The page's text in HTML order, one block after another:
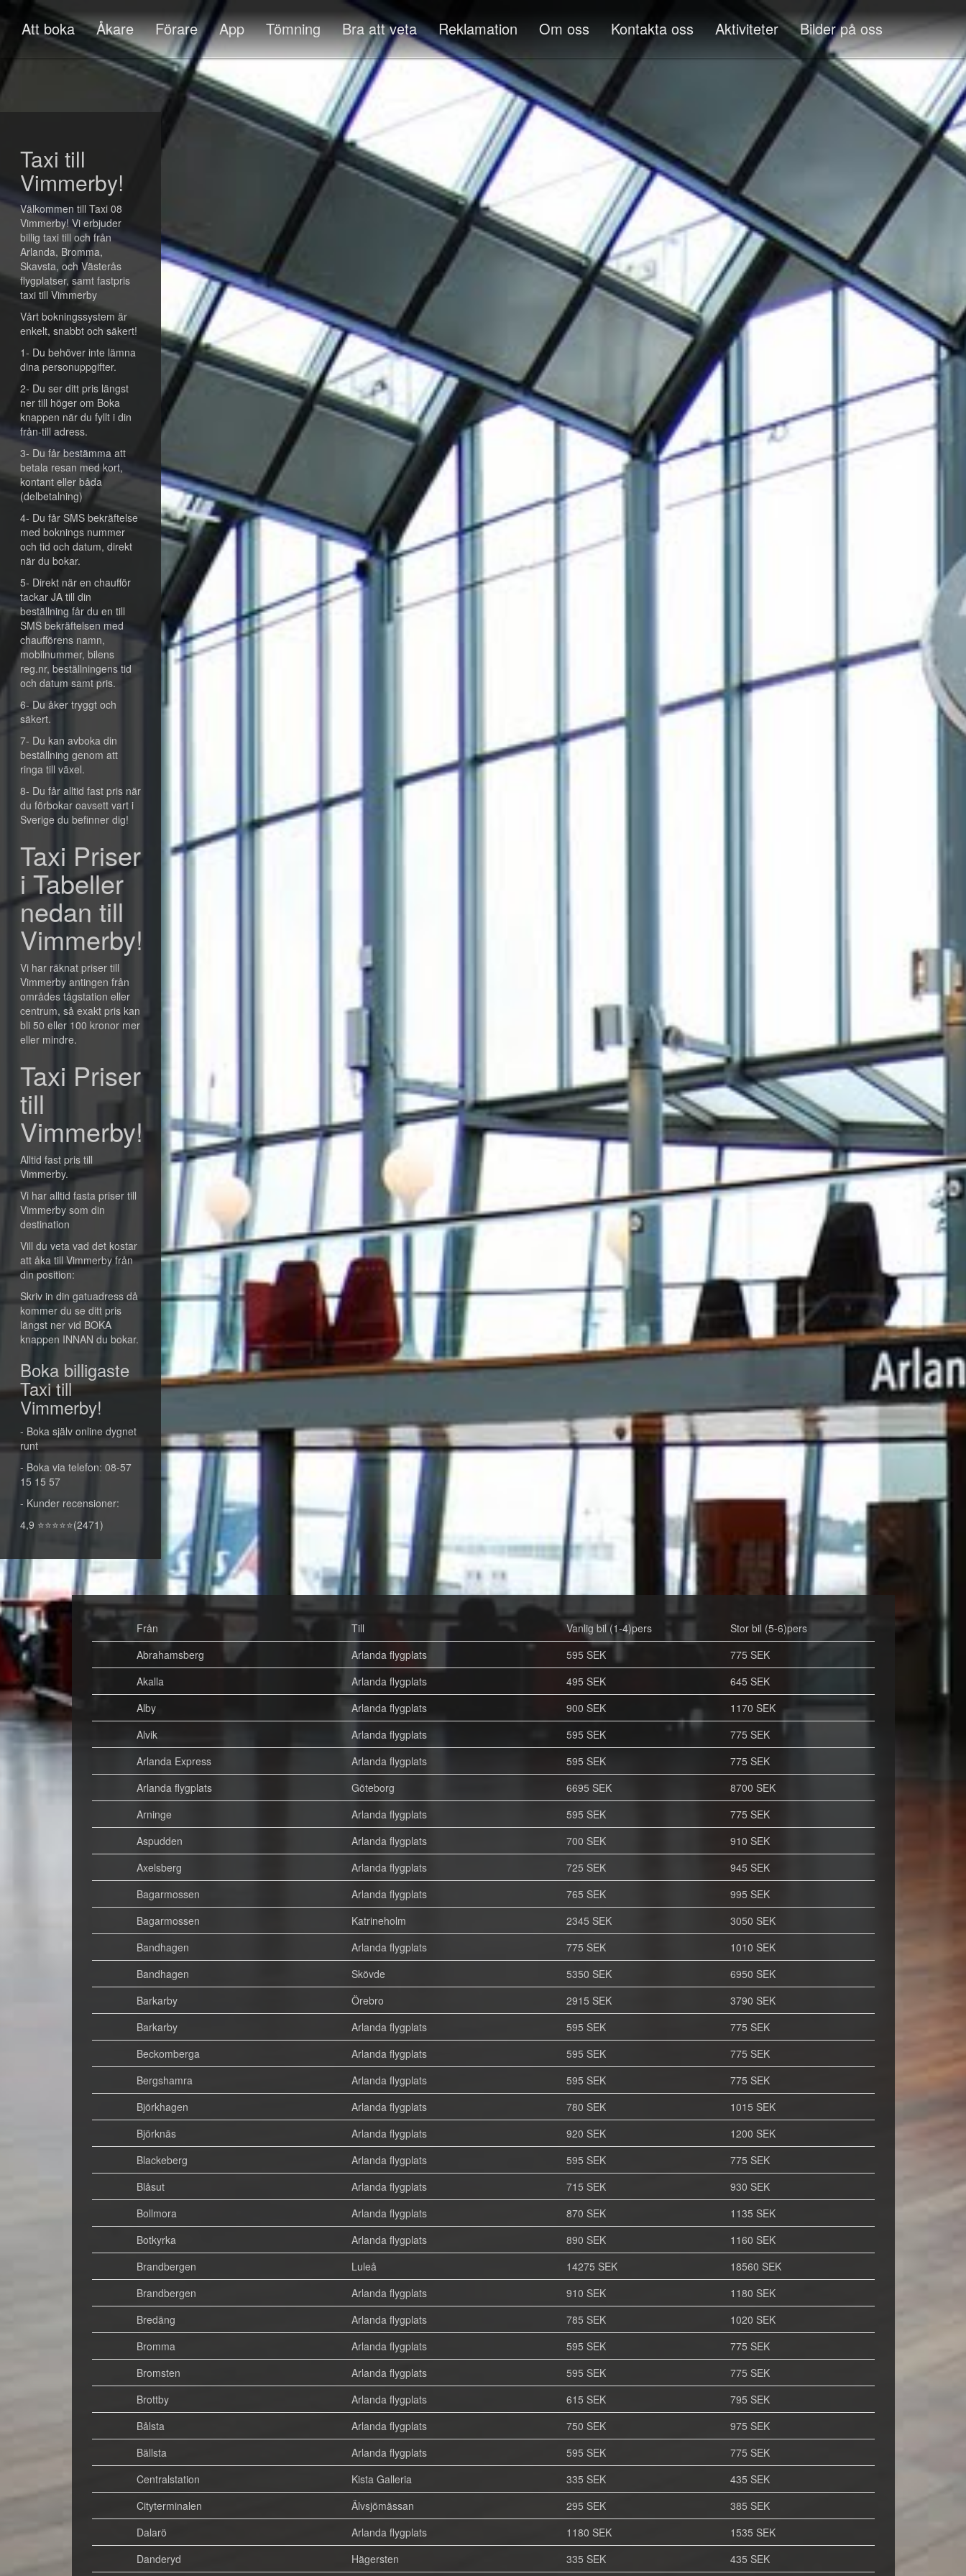
Att boka Åkare Förare App Tömning Bra att veta Reklamation Om oss Kontakta oss Aktiviteter Bilder på oss
Taxi till
Vimmerby!
Välkommen till Taxi 08
Vimmerby! Vi erbjuder
billig taxi till och från
Arlanda, Bromma,
Skavsta, och Västerås
flygplatser, samt fastpris
taxi till Vimmerby
Vårt bokningssystem är
enkelt, snabbt och säkert!
1- Du behöver inte lämna
dina personuppgifter.
2- Du ser ditt pris längst
ner till höger om Boka
knappen när du fyllt i din
från-till adress.
3- Du får bestämma att
betala resan med kort,
kontant eller båda
(delbetalning)
4- Du får SMS bekräftelse
med boknings nummer
och tid och datum, direkt
när du bokar.
5- Direkt när en chaufför
tackar JA till din
beställning får du en till
SMS bekräftelsen med
chaufförens namn,
mobilnummer, bilens
reg.nr, beställningens tid
och datum samt pris.
6- Du åker tryggt och
säkert.
7- Du kan avboka din
beställning genom att
ringa till växel.
8- Du får alltid fast pris när
du förbokar oavsett vart i
Sverige du befinner dig!
Taxi Priser
i Tabeller
nedan till
Vimmerby!
Vi har räknat priser till
Vimmerby antingen från
områdes tågstation eller
centrum, så exakt pris kan
bli 50 eller 100 kronor mer
eller mindre.
Taxi Priser
till
Vimmerby!
Alltid fast pris till
Vimmerby.
Vi har alltid fasta priser till
Vimmerby som din
destination
Vill du veta vad det kostar
att åka till Vimmerby från
din position:
Skriv in din gatuadress då
kommer du se ditt pris
längst ner vid BOKA
knappen INNAN du bokar.
Boka billigaste
Taxi till
Vimmerby!
- Boka själv online dygnet
runt
- Boka via telefon: 08-57
15 15 57
- Kunder recensioner:
4,9 ⭐⭐⭐⭐⭐(2471)
Från Till Vanlig bil (1-4)pers
Stor bil (5-6)pers
Abrahamsberg
Arlanda flygplats 595 SEK
775 SEK
Akalla
Arlanda flygplats 495 SEK
645 SEK
Alby
Arlanda flygplats 900 SEK
1170 SEK
Alvik
Arlanda flygplats 595 SEK
775 SEK
Arlanda Express
Arlanda flygplats 595 SEK
775 SEK
Arlanda flygplats
Göteborg 6695 SEK
8700 SEK
Arninge
Arlanda flygplats 595 SEK
775 SEK
Aspudden
Arlanda flygplats 700 SEK
910 SEK
Axelsberg
Arlanda flygplats 725 SEK
945 SEK
Bagarmossen
Arlanda flygplats 765 SEK
995 SEK
Bagarmossen
Katrineholm 2345 SEK
3050 SEK
Bandhagen
Arlanda flygplats 775 SEK
1010 SEK
Bandhagen
Skövde 5350 SEK
6950 SEK
Barkarby
Örebro 2915 SEK
3790 SEK
Barkarby
Arlanda flygplats 595 SEK
775 SEK
Beckomberga
Arlanda flygplats 595 SEK
775 SEK
Bergshamra
Arlanda flygplats 595 SEK
775 SEK
Björkhagen
Arlanda flygplats 780 SEK
1015 SEK
Björknäs
Arlanda flygplats 920 SEK
1200 SEK
Blackeberg
Arlanda flygplats 595 SEK
775 SEK
Blåsut
Arlanda flygplats 715 SEK
930 SEK
Bollmora
Arlanda flygplats 870 SEK
1135 SEK
Botkyrka
Arlanda flygplats 890 SEK
1160 SEK
Brandbergen
Luleå 14275 SEK
18560 SEK
Brandbergen
Arlanda flygplats 910 SEK
1180 SEK
Bredäng
Arlanda flygplats 785 SEK
1020 SEK
Bromma
Arlanda flygplats 595 SEK
775 SEK
Bromsten
Arlanda flygplats 595 SEK
775 SEK
Brottby
Arlanda flygplats 615 SEK
795 SEK
Bålsta
Arlanda flygplats 750 SEK
975 SEK
Bällsta
Arlanda flygplats 595 SEK
775 SEK
Centralstation
Kista Galleria 335 SEK
435 SEK
Cityterminalen
Älvsjömässan 295 SEK
385 SEK
Dalarö
Arlanda flygplats 1180 SEK
1535 SEK
Danderyd
Hägersten 335 SEK 435 SEK